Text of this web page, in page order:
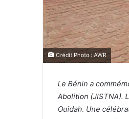
Crédit Photo : AWR
Le Bénin a
Abolition (JISTNA).
Ouidah. Une